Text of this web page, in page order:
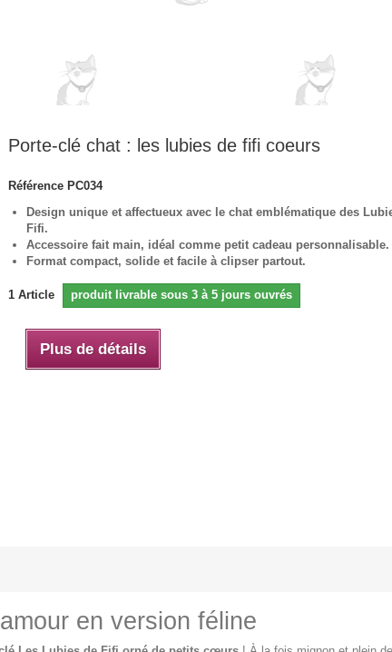
Porte-clé chat : les lubies de fifi coeurs
Référence PC034
Design unique et affectueux avec le chat emblématique des
Fifi.
Accessoire fait main, idéal comme petit cadeau personnalisable.
Format compact, solide et facile à clipser partout.
1 Article produit livrable sous 3 à 5 jours ouvrés
Plus de détails
en version féline